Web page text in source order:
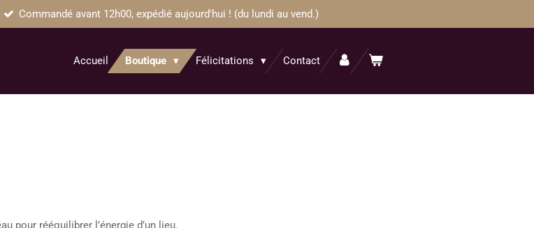
Commandé avant 12h00, expédié aujourd'hui ! (du lundi au vend.)
Accueil Boutique Félicitations Contact
pour rééquilibrer l’énergie d’un lieu.